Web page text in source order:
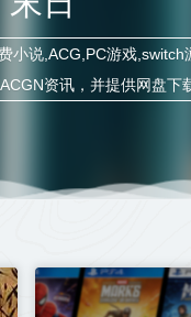
说,ACG,PC游戏
资讯，并提供网盘下